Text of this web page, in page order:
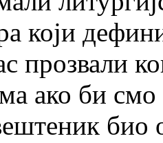
који
прозвали
ако би смо
био